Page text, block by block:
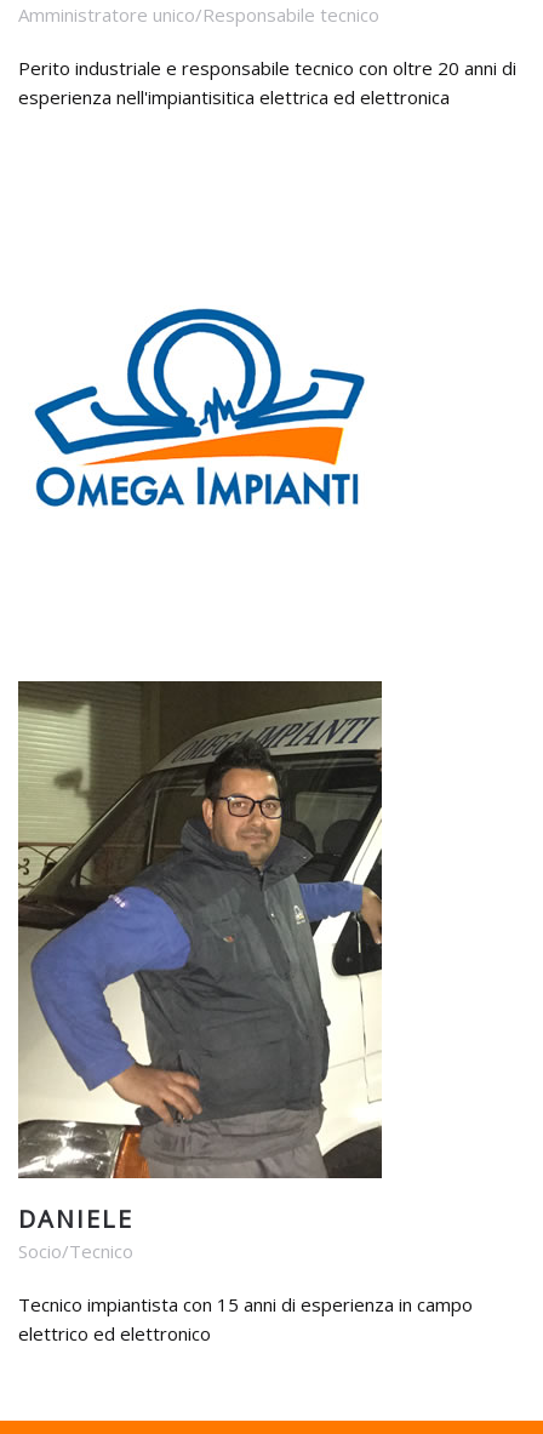
Amministratore unico/Responsabile tecnico
Perito industriale e responsabile tecnico con oltre 20 anni di
esperienza nell'impiantisitica elettrica ed elettronica
DANIELE
Socio/Tecnico
Tecnico impiantista con 15 anni di esperienza in campo
elettrico ed elettronico